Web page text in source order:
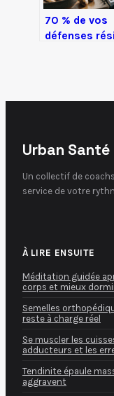
70 % de vos
défenses
Urban Santé
Un collectif de
service de votre
À LIRE ENSUITE
Méditation guidée
corps et mieux
Semelles
reste à charge réel
Se muscler les
adducteurs et les
Tendinite épaule
aggravent